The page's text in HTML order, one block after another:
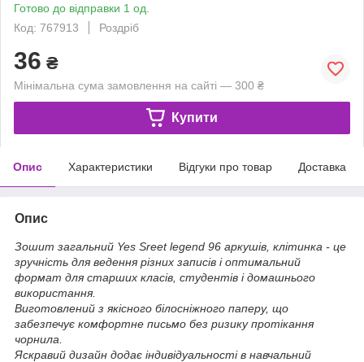
Готово до відправки 1 од.
Код: 767913
Роздріб
36 ₴
Мінімальна сума замовлення на сайті — 300 ₴
Купити
Опис Характеристики Відгуки про товар Доставка
Опис
Зошит загальний Yes Sreet legend 96 аркушів, клітинка - це
зручність для ведення різних записів і оптимальний
формат для старших класів, студентів і домашнього
використання.
Виготовлений з якісного білосніжного паперу, що
забезпечує комфортне письмо без ризику протікання
чорнила.
Яскравий дизайн додає індивідуальності в навчальний